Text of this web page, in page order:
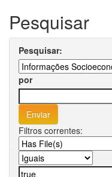
Pesquisar
Pesquisar:
por
Filtros correntes: